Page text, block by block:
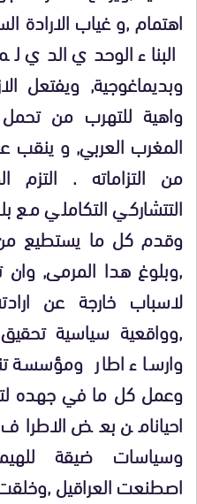
اهتمام ,و غياب الارادة
البناء الوحدي الدي
وبديماغوجية, ويفتعل
واهية للتهرب من
المغرب العربي, و ينقب
من التزاماته . التزم
التتشاركي التكاملي مع
وقدم كل ما يستطيع
,وبلوغ هدا المرمى,
لاسباب خارجة عن
,وواقعية سياسية
وارسا ء اطار ومؤسسة
وعمل كل ما في جهده
احيانامن بعض
وسياسات ضيقة
اصطنعت العراقيل